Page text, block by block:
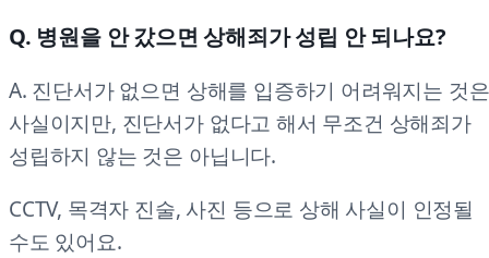
Q. 병원을 안 갔으면 상해죄가 성립 안 되나요?
A. 진단서가 없으면 상해를 입증하기 어려워지는 것은
사실이지만, 진단서가 없다고 해서 무조건 상해죄가
성립하지 않는 것은 아닙니다.
CCTV, 목격자 진술, 사진 등으로 상해 사실이 인정될
수도 있어요.